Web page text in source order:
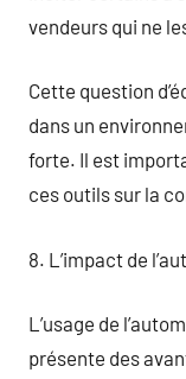
vendeurs qui ne
Cette question
dans un
forte. Il est
ces outils sur la
8. L’impact de
L’usage de
présente des